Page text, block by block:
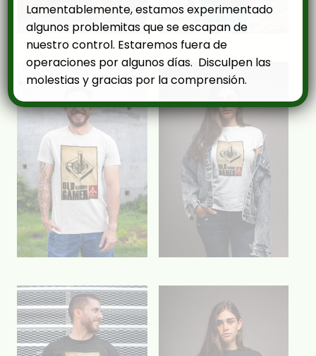
Lamentablemente, estamos experimentado
algunos problemitas que se escapan de
nuestro control. Estaremos fuera de
operaciones por algunos días. Disculpen las
molestias y gracias por la comprensión.